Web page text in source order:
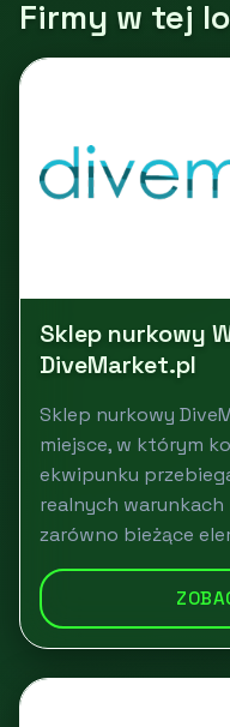
Firmy w tej
Sklep nurkowy
DiveMarket.pl
Sklep nurkowy
miejsce, w którym
ekwipunku
realnych
zarówno bieżące